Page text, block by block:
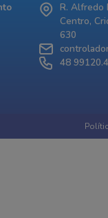
R. Alfredo
Centro,
630
48